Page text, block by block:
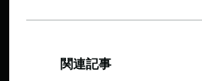
関連記事